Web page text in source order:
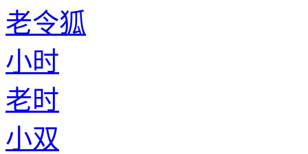
老令狐
小时
老时
小双